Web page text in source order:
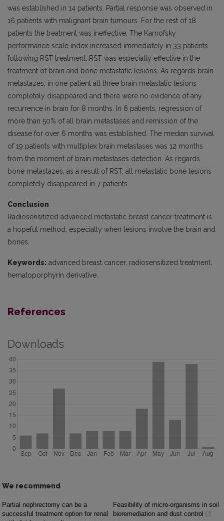
was established in 14 patients. Partial response was observed in
16 patients with malignant brain tumours. For the rest of 18
patients the treatment was ineffective. The Karnofsky
performance scale index increased immediately in 33 patients
following RST treatment. RST was especially effective in the
treatment of brain and bone metastatic lesions. As regards brain
metastazes, in one patient all three brain metastatic lesions
completely disappeared and there were no evidence of any
recurrence in brain for 8 months. In 6 patients, regression of
more than 50% of all brain metastases and remission of the
disease for over 6 months was established. The median survival
of 19 patients with multiplex brain metastases was 12 months
from the moment of brain metastases detection. As regards
bone metastazes, as a result of RST, all metastatic bone lesions
completely disappeared in 7 patients.
Conclusion
Radiosensitized advanced metastatic breast cancer treatment is
a hopeful method, especially when lesions involve the brain and
bones.
Keywords: advanced breast cancer, radiosensitized treatment,
hematoporphyrin derivative.
References
Downloads
We recommend
Partial nephrectomy can be a
successful treatment option for renal
Feasibility of micro-organisms in soil
bioremediation and dust control